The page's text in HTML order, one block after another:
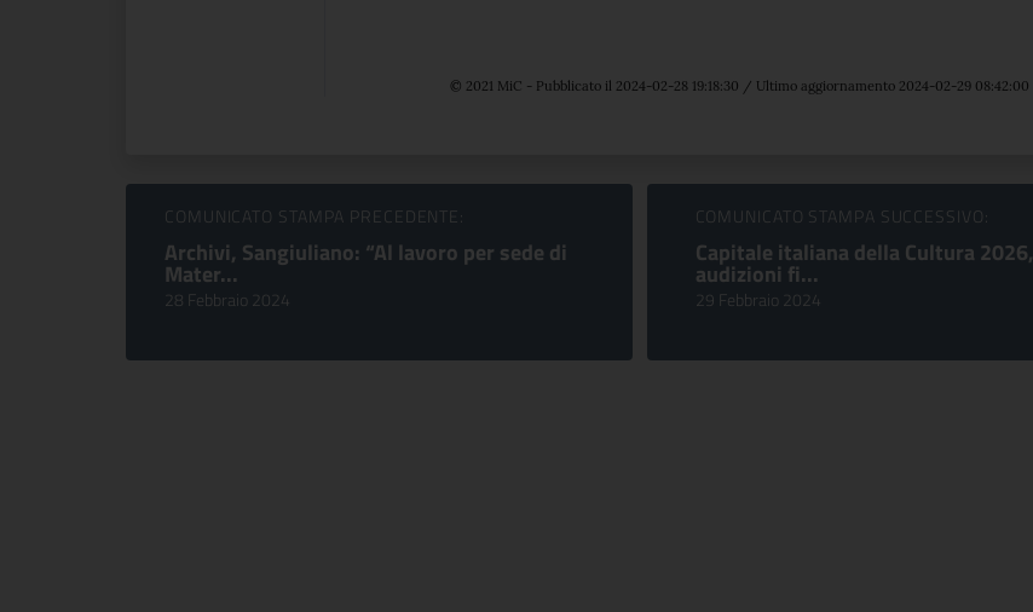
© 2021 MiC - Pubblicato il 2024-02-28 19:18:30 / Ultimo aggiornamento 2024-02-29 08:42:00
Sfoglia comunicati
COMUNICATO STAMPA PRECEDENTE:
Archivi, Sangiuliano: “Al lavoro per sede di
Mater...
28 Febbraio 2024
COMUNICATO STAMPA SUCCESSIVO:
Capitale italiana della Cultura 2026,
audizioni fi...
29 Febbraio 2024